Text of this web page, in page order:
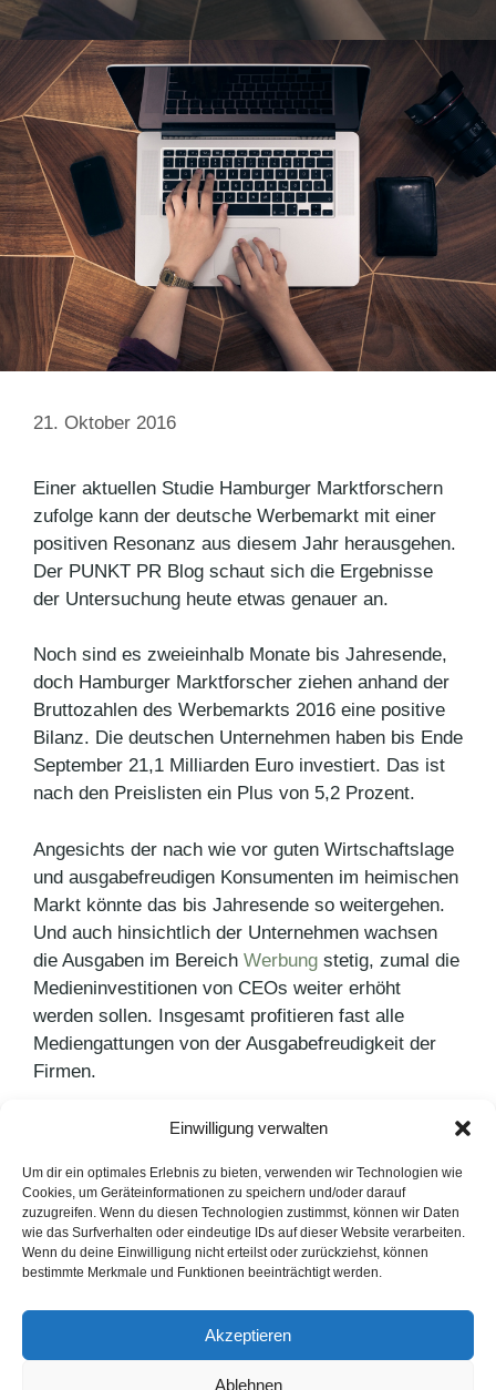
Einwilligung verwalten
Um dir ein optimales Erlebnis zu bieten, verwenden wir Technologien wie
Cookies, um Geräteinformationen zu speichern und/oder darauf
zuzugreifen. Wenn du diesen Technologien zustimmst, können wir Daten
wie das Surfverhalten oder eindeutige IDs auf dieser Website verarbeiten.
Wenn du deine Einwilligung nicht erteilst oder zurückziehst, können
bestimmte Merkmale und Funktionen beeinträchtigt werden.
Akzeptieren
Ablehnen
21. Oktober 2016
Einer aktuellen Studie Hamburger Marktforschern
zufolge kann der deutsche Werbemarkt mit einer
positiven Resonanz aus diesem Jahr herausgehen.
Der PUNKT PR Blog schaut sich die Ergebnisse
der Untersuchung heute etwas genauer an.
Noch sind es zweieinhalb Monate bis Jahresende,
doch Hamburger Marktforscher ziehen anhand der
Bruttozahlen des Werbemarkts 2016 eine positive
Bilanz. Die deutschen Unternehmen haben bis Ende
September 21,1 Milliarden Euro investiert. Das ist
nach den Preislisten ein Plus von 5,2 Prozent.
Angesichts der nach wie vor guten Wirtschaftslage
und ausgabefreudigen Konsumenten im heimischen
Markt könnte das bis Jahresende so weitergehen.
Und auch hinsichtlich der Unternehmen wachsen
die Ausgaben im Bereich Werbung stetig, zumal die
Medieninvestitionen von CEOs weiter erhöht
werden sollen. Insgesamt profitieren fast alle
Mediengattungen von der Ausgabefreudigkeit der
Firmen.
Schlagwörter
Konsum,Studie,Werbemarkt,Werbung
Neue Studie zu Content Marketing
Tipps fürs erste Date